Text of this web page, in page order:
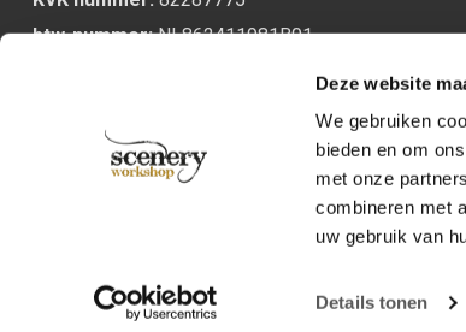
Deze website
We gebruiken
bieden en om
met onze
combineren met
uw gebruik van
Details tonen
btw-nummer:NL862411981B01